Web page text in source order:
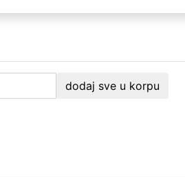
dodaj sve u korpu